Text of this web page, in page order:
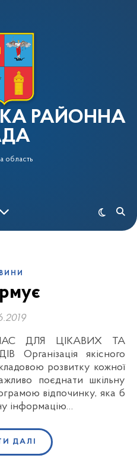
РАЙОННА
область
Організація якісного
розвитку кожної
поєднати шкільну
відпочинку, яка б
інформацію…
ДАЛІ